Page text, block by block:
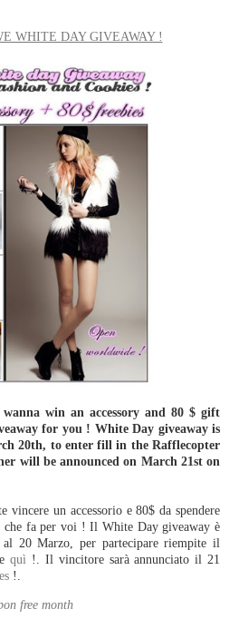
WHITE DAY GIVEAWAY !
win an accessory and 80 $ gift
for you ! White Day giveaway is
20th, to enter fill in the Rafflecopter
will be announced on March 21st on
un accessorio e 80$ da spendere
che fa per voi ! Il White Day giveaway è
20 Marzo, per partecipare riempite il
quì !. Il vincitore sarà annunciato il 21
!.
free month